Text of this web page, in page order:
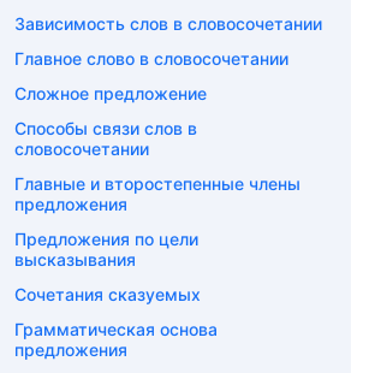
Зависимость слов в словосочетании
Главное слово в словосочетании
Сложное предложение
Способы связи слов в
словосочетании
Главные и второстепенные члены
предложения
Предложения по цели
высказывания
Сочетания сказуемых
Грамматическая основа
предложения